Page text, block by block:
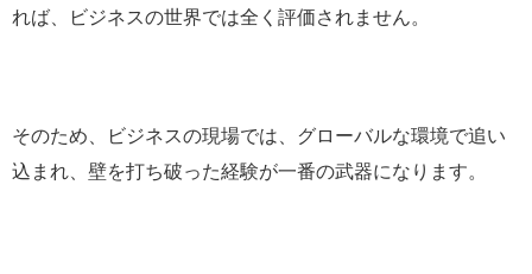
れば、ビジネスの世界では全く評価されません。
そのため、
ビジネスの現場では、グローバルな環境で追い
込まれ、壁を打ち破った経験が一番の武器になります。